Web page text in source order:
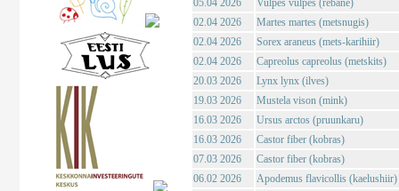
05.04 2026
Vulpes vulpes (rebane)
02.04 2026
Martes martes (metsnugis)
02.04 2026
Sorex araneus (mets-karihiir)
02.04 2026
Capreolus capreolus (metskits)
20.03 2026
Lynx lynx (ilves)
19.03 2026
Mustela vison (mink)
16.03 2026
Ursus arctos (pruunkaru)
16.03 2026
Castor fiber (kobras)
07.03 2026
Castor fiber (kobras)
06.02 2026
Apodemus flavicollis (kaelushiir)